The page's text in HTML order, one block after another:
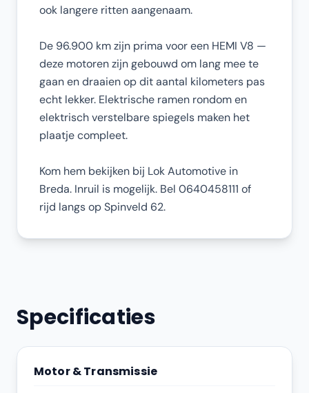
ook langere ritten aangenaam.
De 96.900 km zijn prima voor een HEMI V8 —
deze motoren zijn gebouwd om lang mee te
gaan en draaien op dit aantal kilometers pas
echt lekker. Elektrische ramen rondom en
elektrisch verstelbare spiegels maken het
plaatje compleet.
Kom hem bekijken bij Lok Automotive in
Breda. Inruil is mogelijk. Bel 0640458111 of
rijd langs op Spinveld 62.
Specificaties
Motor & Transmissie